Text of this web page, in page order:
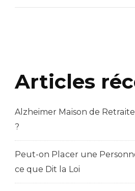
Articles
Alzheimer Maison de
?
Peut-on Placer une
ce que Dit la Loi